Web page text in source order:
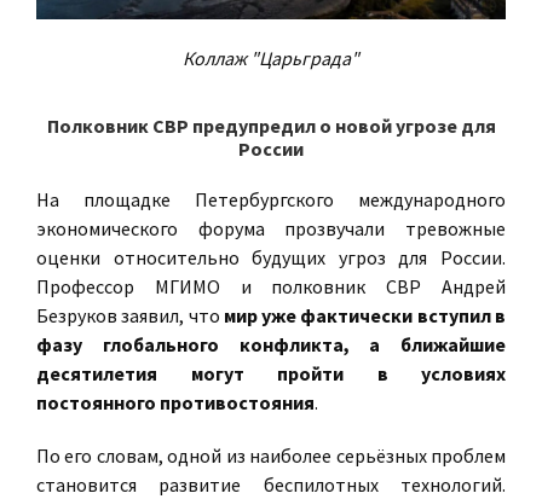
Коллаж "Царьграда"
Полковник СВР предупредил о новой угрозе для
России
На площадке Петербургского международного
экономического форума прозвучали тревожные
оценки относительно будущих угроз для России.
Профессор МГИМО и полковник СВР Андрей
Безруков заявил, что мир уже фактически вступил в
фазу глобального конфликта, а ближайшие
десятилетия могут пройти в условиях
постоянного противостояния.
По его словам, одной из наиболее серьёзных проблем
становится развитие беспилотных технологий.